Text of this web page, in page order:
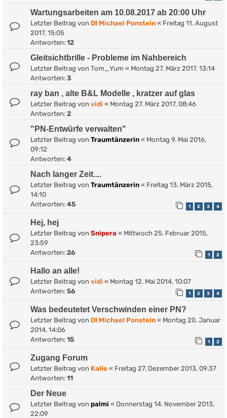
Wartungsarbeiten am 10.08.2017 ab 20:00 Uhr
Letzter Beitrag von DI Michael Ponstein « Freitag 11. August
2017, 15:05
Antworten: 12
Gleitsichtbrille - Probleme im Nahbereich
Letzter Beitrag von Tom_Yum « Montag 27. März 2017, 13:14
Antworten: 3
ray ban , alte B&L Modelle , kratzer auf glas
Letzter Beitrag von vidi « Montag 27. März 2017, 08:46
Antworten: 2
"PN-Entwürfe verwalten"
Letzter Beitrag von Traumtänzerin « Montag 9. Mai 2016,
09:12
Antworten: 4
Nach langer Zeit....
Letzter Beitrag von Traumtänzerin « Freitag 13. März 2015,
14:10
Antworten: 45 1 2 3 4
Hej, hej
Letzter Beitrag von Snipera « Mittwoch 25. Februar 2015,
23:59
Antworten: 26 1 2
Hallo an alle!
Letzter Beitrag von vidi « Montag 12. Mai 2014, 10:07
Antworten: 56 1 2 3 4
Was bedeutetet Verschwinden einer PN?
Letzter Beitrag von DI Michael Ponstein « Montag 20. Januar
2014, 14:06
Antworten: 15 1 2
Zugang Forum
Letzter Beitrag von Kalle « Freitag 27. Dezember 2013, 09:37
Antworten: 11
Der Neue
Letzter Beitrag von palmi « Donnerstag 14. November 2013,
22:09